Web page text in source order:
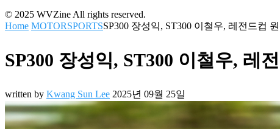
© 2025 WVZine All rights reserved.
Home MOTORSPORTSSP300 장성익, ST300 이철우, 레전드컵
SP300 장성익, ST300 이철우, 레
written by Kwang Sun Lee 2025년 09월 25일